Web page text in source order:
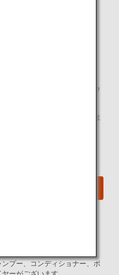
航国内線最終便出発まで）
対象となるお客様と同時にラウ
の飲酒は法律で禁止されていま
ご到着のお客様
の数に含まれません。
ャワールーム
プー、コンディショナー、ボ
ーがございます。